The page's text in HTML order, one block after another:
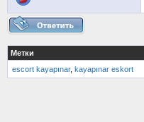
Метки
escort kayapınar, kayapınar eskort